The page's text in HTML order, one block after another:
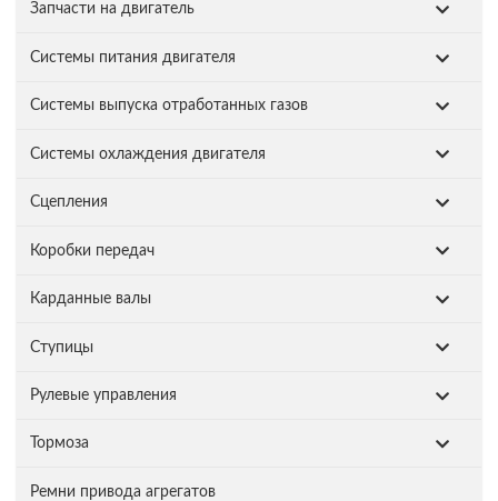
Запчасти на двигатель
Системы питания двигателя
Системы выпуска отработанных газов
Системы охлаждения двигателя
Сцепления
Коробки передач
Карданные валы
Ступицы
Рулевые управления
Тормоза
Ремни привода агрегатов